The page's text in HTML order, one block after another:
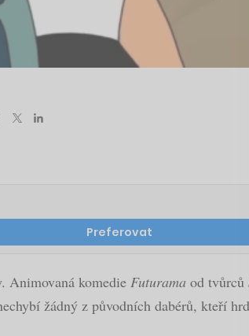
Preferovat
Animovaná komedie Futurama od tvůrců
žádný z původních dabérů, kteří